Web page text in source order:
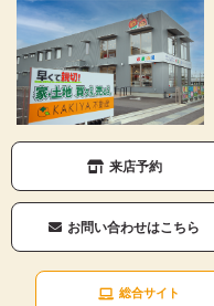
来店予約
お問い合わせはこちら
総合サイト